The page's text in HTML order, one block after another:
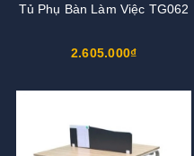
Tủ Phụ Bàn Làm Việc TG062
2.605.000₫